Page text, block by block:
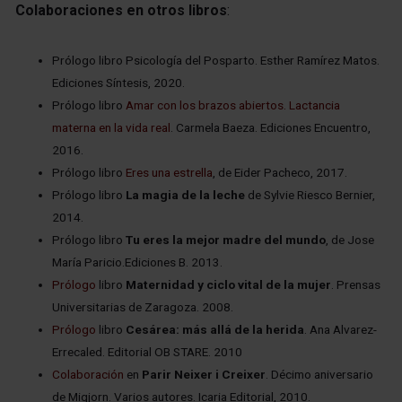
Colaboraciones en otros libros:
Prólogo libro Psicología del Posparto. Esther Ramírez Matos.
Ediciones Síntesis, 2020.
Prólogo libroAmar con los brazos abiertos. Lactancia
materna en la vida real. Carmela Baeza. Ediciones Encuentro,
2016.
Prólogo libro Eres una estrella, de Eider Pacheco, 2017.
Prólogo libro La magia de la leche de Sylvie Riesco Bernier,
2014.
Prólogo libroTu eres la mejor madre del mundo, de Jose
María Paricio.Ediciones B. 2013.
Prólogo libro Maternidad y ciclo vital de la mujer. Prensas
Universitarias de Zaragoza. 2008.
Prólogo libro Cesárea: más allá de la herida. Ana Alvarez-
Errecaled. Editorial OB STARE. 2010
Colaboración en Parir Neixer i Creixer. Décimo aniversario
de Migjorn. Varios autores. Icaria Editorial, 2010.